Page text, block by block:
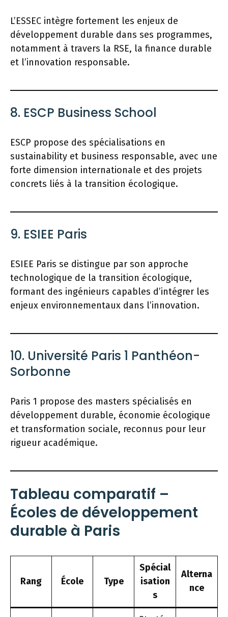
L’ESSEC intègre fortement les enjeux de
développement durable dans ses programmes,
notamment à travers la RSE, la finance durable
et l’innovation responsable.
8. ESCP Business School
ESCP propose des spécialisations en
sustainability et business responsable, avec une
forte dimension internationale et des projets
concrets liés à la transition écologique.
9. ESIEE Paris
ESIEE Paris se distingue par son approche
technologique de la transition écologique,
formant des ingénieurs capables d’intégrer les
enjeux environnementaux dans l’innovation.
10. Université Paris 1 Panthéon-
Sorbonne
Paris 1 propose des masters spécialisés en
développement durable, économie écologique
et transformation sociale, reconnus pour leur
rigueur académique.
Tableau comparatif –
Écoles de développement
durable à Paris
Rang École Type
Spécial
isation
s
Alterna
nce